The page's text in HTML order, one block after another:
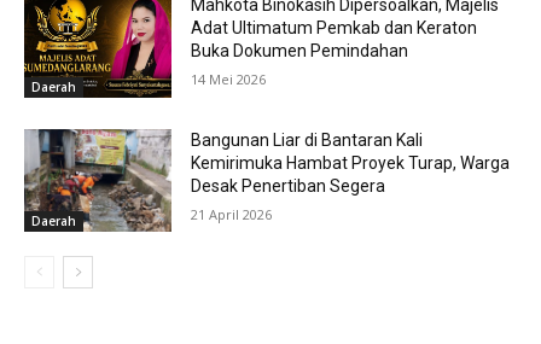
Daerah
Mahkota Binokasih Dipersoalkan, Majelis
Adat Ultimatum Pemkab dan Keraton
Buka Dokumen Pemindahan
14 Mei 2026
Daerah
Bangunan Liar di Bantaran Kali
Kemirimuka Hambat Proyek Turap, Warga
Desak Penertiban Segera
21 April 2026